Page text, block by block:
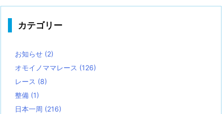
カテゴリー
お知らせ (2)
オモイノママレース (126)
レース (8)
整備 (1)
日本一周 (216)